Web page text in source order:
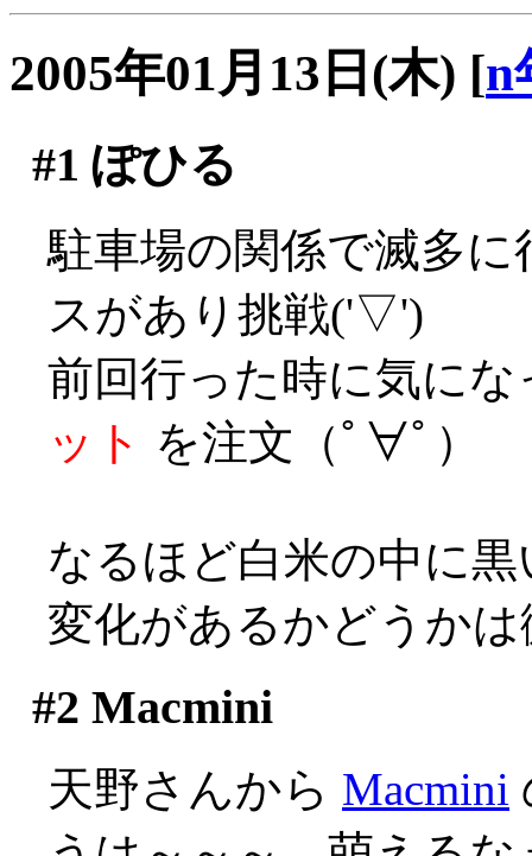
2005年01月13日(木) [n
#1 ぽひる
駐車場の関係で滅多
スがあり挑戦('▽')
前回行った時に気に
ット を注文（ﾟ∀ﾟ）
なるほど白米の中に
変化があるかどうか
#2 Macmini
天野さんから Macmini